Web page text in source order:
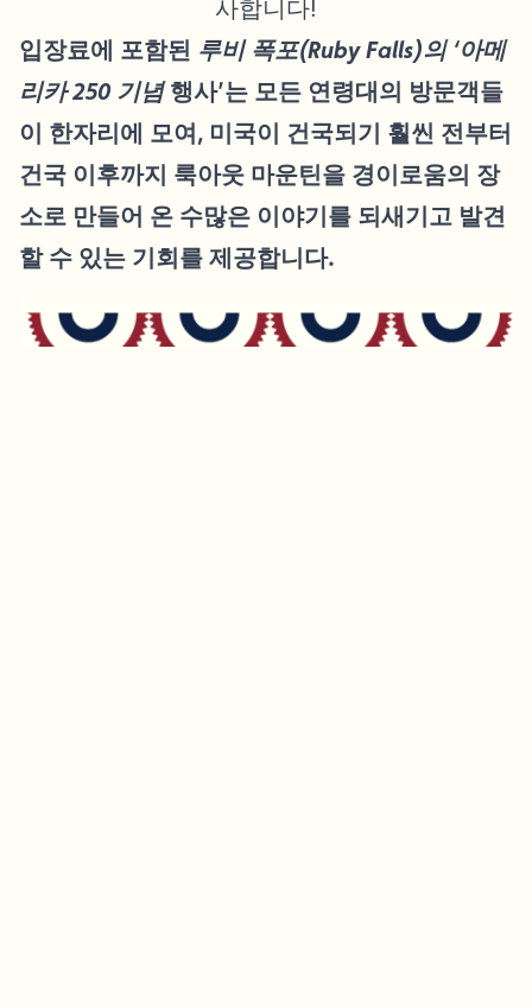
사합니다!
입장료에 포함된 루비 폭포(Ruby Falls)의 ‘아메
리카 250 기념행사’는 모든 연령대의 방문객들
이 한자리에 모여, 미국이 건국되기 훨씬 전부터
건국 이후까지 룩아웃 마운틴을 경이로움의 장
소로 만들어 온 수많은 이야기를 되새기고 발견
할 수 있는 기회를 제공합니다.